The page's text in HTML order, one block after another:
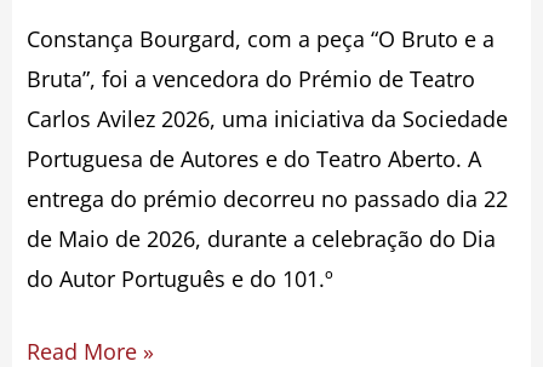
Constança Bourgard, com a peça “O Bruto e a
Bruta”, foi a vencedora do Prémio de Teatro
Carlos Avilez 2026, uma iniciativa da Sociedade
Portuguesa de Autores e do Teatro Aberto. A
entrega do prémio decorreu no passado dia 22
de Maio de 2026, durante a celebração do Dia
do Autor Português e do 101.º
Read More »